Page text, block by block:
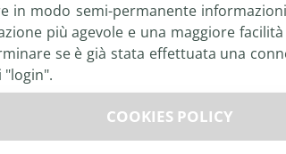
COOKIES POLICY
in modo semi-permanente
più agevole e una maggiore
se è già stata effettuata una
"login".
di